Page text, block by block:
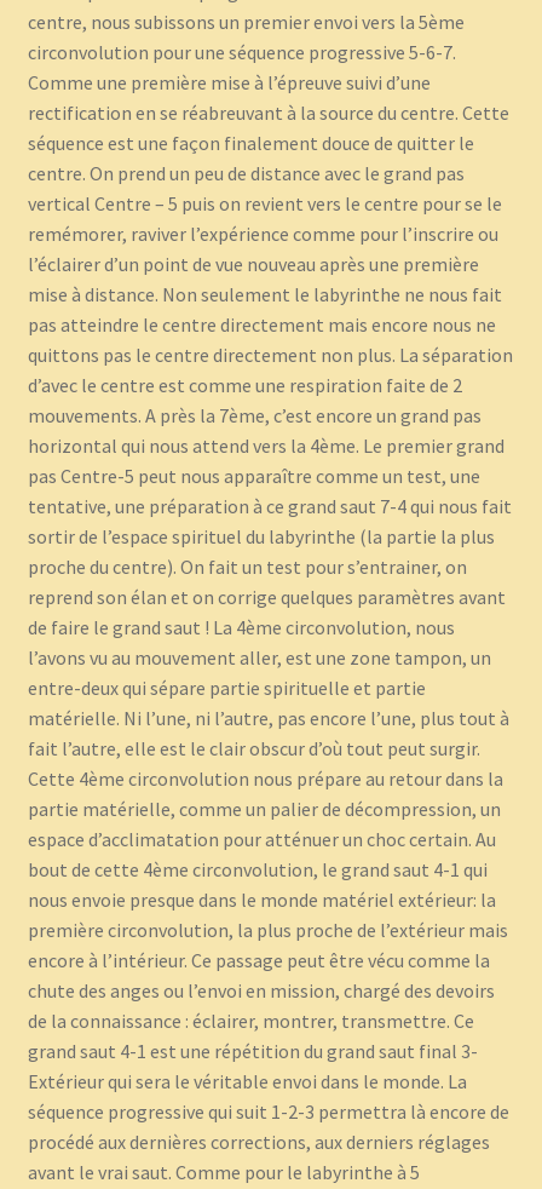
centre, nous subissons un premier envoi vers la 5ème
circonvolution pour une séquence progressive 5-6-7.
Comme une première mise à l’épreuve suivi d’une
rectification en se réabreuvant à la source du centre. Cette
séquence est une façon finalement douce de quitter le
centre. On prend un peu de distance avec le grand pas
vertical Centre – 5 puis on revient vers le centre pour se le
remémorer, raviver l’expérience comme pour l’inscrire ou
l’éclairer d’un point de vue nouveau après une première
mise à distance. Non seulement le labyrinthe ne nous fait
pas atteindre le centre directement mais encore nous ne
quittons pas le centre directement non plus. La séparation
d’avec le centre est comme une respiration faite de 2
mouvements. A près la 7ème, c’est encore un grand pas
horizontal qui nous attend vers la 4ème. Le premier grand
pas Centre-5 peut nous apparaître comme un test, une
tentative, une préparation à ce grand saut 7-4 qui nous fait
sortir de l’espace spirituel du labyrinthe (la partie la plus
proche du centre). On fait un test pour s’entrainer, on
reprend son élan et on corrige quelques paramètres avant
de faire le grand saut ! La 4ème circonvolution, nous
l’avons vu au mouvement aller, est une zone tampon, un
entre-deux qui sépare partie spirituelle et partie
matérielle. Ni l’une, ni l’autre, pas encore l’une, plus tout à
fait l’autre, elle est le clair obscur d’où tout peut surgir.
Cette 4ème circonvolution nous prépare au retour dans la
partie matérielle, comme un palier de décompression, un
espace d’acclimatation pour atténuer un choc certain. Au
bout de cette 4ème circonvolution, le grand saut 4-1 qui
nous envoie presque dans le monde matériel extérieur: la
première circonvolution, la plus proche de l’extérieur mais
encore à l’intérieur. Ce passage peut être vécu comme la
chute des anges ou l’envoi en mission, chargé des devoirs
de la connaissance : éclairer, montrer, transmettre. Ce
grand saut 4-1 est une répétition du grand saut final 3-
Extérieur qui sera le véritable envoi dans le monde. La
séquence progressive qui suit 1-2-3 permettra là encore de
procédé aux dernières corrections, aux derniers réglages
avant le vrai saut. Comme pour le labyrinthe à 5